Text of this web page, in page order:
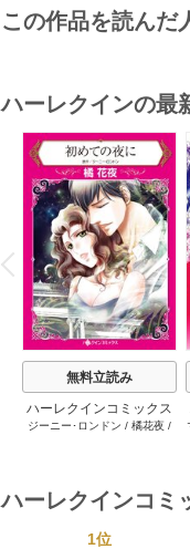
この作品を読んだ
ハーレクインの最
P
r
e
i
o
u
s
無料立読み
ハーレクインコミックス
セット 2026年 vol.1064
ジーニー･ロンドン / 橘花夜 /
ハーレクインコミ
1位